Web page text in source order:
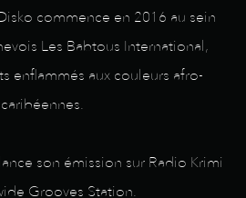
commence en 2016 au sein
Les Babtous International,
enflammés aux couleurs afro-
caribéennes.
son émission sur Radio Krimi
Grooves Station.